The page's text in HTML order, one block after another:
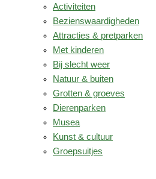
Activiteiten
Bezienswaardigheden
Attracties & pretparken
Met kinderen
Bij slecht weer
Natuur & buiten
Grotten & groeves
Dierenparken
Musea
Kunst & cultuur
Groepsuitjes